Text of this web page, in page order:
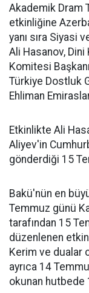
Akademik Dram
etkinliğine
yanı sıra Siyasi
Ali Hasanov,
Komitesi
Türkiye Dostluk
Ehliman
Etkinlikte Ali
Aliyev'in
gönderdiği 15
Bakü'nün en
Temmuz günü
tarafından 15
düzenlenen
Kerim ve dualar
ayrıca 14
okunan hutbede